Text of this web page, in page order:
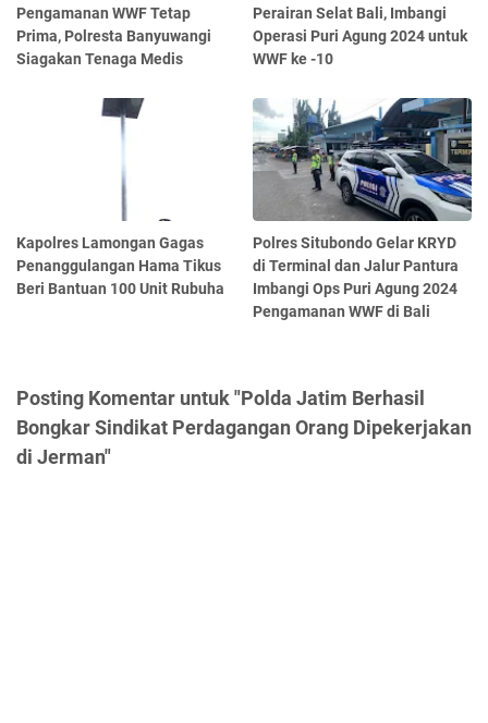
Pengamanan WWF Tetap
Prima, Polresta Banyuwangi
Siagakan Tenaga Medis
Perairan Selat Bali, Imbangi
Operasi Puri Agung 2024 untuk
WWF ke -10
Kapolres Lamongan Gagas
Penanggulangan Hama Tikus
Beri Bantuan 100 Unit Rubuha
Polres Situbondo Gelar KRYD
di Terminal dan Jalur Pantura
Imbangi Ops Puri Agung 2024
Pengamanan WWF di Bali
Posting Komentar untuk "Polda Jatim Berhasil
Bongkar Sindikat Perdagangan Orang Dipekerjakan
di Jerman"